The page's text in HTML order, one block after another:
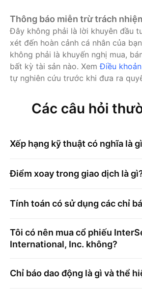
Thông báo miễn trừ trách
Đây không phải là lời khuyên đầu
xét đến hoàn cảnh cá nhân của
không phải là khuyến nghị mua,
bất kỳ tài sản nào. XemĐiều
tự nghiên cứu trước khi đưa ra
Các câu hỏi
Xếp hạng kỹ thuật có nghĩa là
Điểm xoay trong giao dịch là
Tính toán có sử dụng các chỉ
Tôi có nên mua cổ phiếu
International, Inc. không?
Chỉ báo dao động là gì và thể